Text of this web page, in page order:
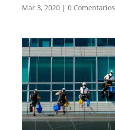
Mar 3, 2020| 0 Comentarios